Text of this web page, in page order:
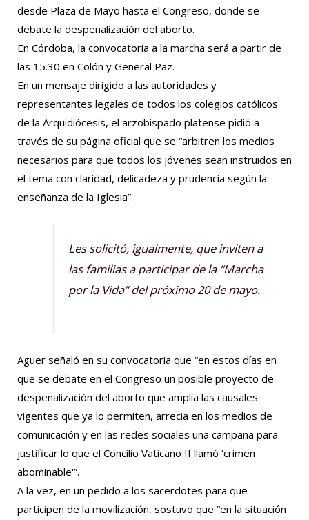
desde Plaza de Mayo hasta el Congreso, donde se
debate la despenalización del aborto.
En Córdoba, la convocatoria a la marcha será a partir de
las 15.30 en Colón y General Paz.
En un mensaje dirigido a las autoridades y
representantes legales de todos los colegios católicos
de la Arquidiócesis, el arzobispado platense pidió a
través de su página oficial que se “arbitren los medios
necesarios para que todos los jóvenes sean instruidos en
el tema con claridad, delicadeza y prudencia según la
enseñanza de la Iglesia”.
Les solicitó, igualmente, que inviten a
las familias a participar de la “Marcha
por la Vida” del próximo 20 de mayo.
Aguer señaló en su convocatoria que “en estos días en
que se debate en el Congreso un posible proyecto de
despenalización del aborto que amplía las causales
vigentes que ya lo permiten, arrecia en los medios de
comunicación y en las redes sociales una campaña para
justificar lo que el Concilio Vaticano II llamó ‘crimen
abominable'”.
A la vez, en un pedido a los sacerdotes para que
participen de la movilización, sostuvo que “en la situación